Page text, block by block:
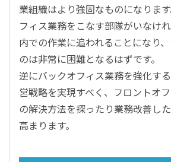
業組織はより強固なものになりま
フィス業務をこなす部隊がいなけ
内での作業に追われることになり
のは非常に困難となるはずです。
逆にバックオフィス業務を強化す
営戦略を実現すべく、フロントオ
の解決方法を探ったり業務改善し
高まります。